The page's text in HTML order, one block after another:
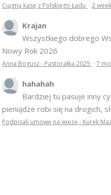
Ciągną kasę z Polskiego Ładu · 2
Krajan
Wszystkiego dobrego
Nowy Rok 2026
Anna Bogusz - Pastorałka 2025 · 7
hahahah
Bardziej tu pasuje inny
pieniądze robi się na drogich,
Podpisali umowę na wieżę - Kurek